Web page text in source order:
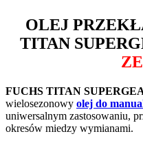
OLEJ
TITAN
FUCHS TITAN
wielosezonowy olej do
uniwersalnym zastosowaniu,
okresów miedzy wymianami.